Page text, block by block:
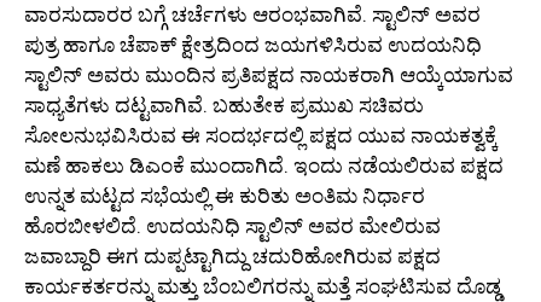
ವಾರಸುದಾರರ ಬಗ್ಗೆ ಚರ್ಚೆಗಳು ಆರಂಭವಾಗಿವೆ. ಸ್ಟಾಲಿನ್ ಅವರ
ಪುತ್ರ ಹಾಗೂ ಚೆಪಾಕ್ ಕ್ಷೇತ್ರದಿಂದ ಜಯಗಳಿಸಿರುವ ಉದಯನಿಧಿ
ಸ್ಟಾಲಿನ್ ಅವರು ಮುಂದಿನ ಪ್ರತಿಪಕ್ಷದ ನಾಯಕರಾಗಿ ಆಯ್ಕೆಯಾಗುವ
ಸಾಧ್ಯತೆಗಳು ದಟ್ಟವಾಗಿವೆ. ಬಹುತೇಕ ಪ್ರಮುಖ ಸಚಿವರು
ಸೋಲನುಭವಿಸಿರುವ ಈ ಸಂದರ್ಭದಲ್ಲಿ ಪಕ್ಷದ ಯುವ ನಾಯಕತ್ವಕ್ಕೆ
ಮಣೆ ಹಾಕಲು ಡಿಎಂಕೆ ಮುಂದಾಗಿದೆ. ಇಂದು ನಡೆಯಲಿರುವ ಪಕ್ಷದ
ಉನ್ನತ ಮಟ್ಟದ ಸಭೆಯಲ್ಲಿ ಈ ಕುರಿತು ಅಂತಿಮ ನಿರ್ಧಾರ
ಹೊರಬೀಳಲಿದೆ. ಉದಯನಿಧಿ ಸ್ಟಾಲಿನ್ ಅವರ ಮೇಲಿರುವ
ಜವಾಬ್ದಾರಿ ಈಗ ದುಪ್ಪಟ್ಟಾಗಿದ್ದು ಚದುರಿಹೋಗಿರುವ ಪಕ್ಷದ
ಕಾರ್ಯಕರ್ತರನ್ನು ಮತ್ತು ಬೆಂಬಲಿಗರನ್ನು ಮತ್ತೆ ಸಂಘಟಿಸುವ ದೊಡ್ಡ